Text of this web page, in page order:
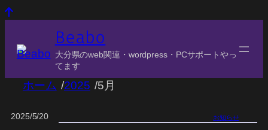
Beabo
大分県のweb関連・wordpress・PCサポートやっ
てます
ホーム /2025 /5月
2025/5/20 お知らせ